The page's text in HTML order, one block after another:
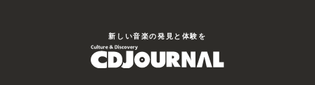
新しい⾳楽の発⾒と体験を